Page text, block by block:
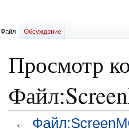
Просмотр
←
Файл Обсуждение